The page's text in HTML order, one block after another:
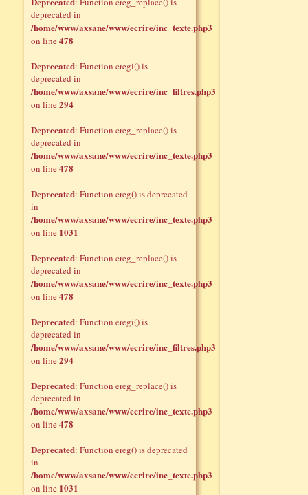
deprecated in
/home/www/axsane/www/ecrire/inc_texte.php3
on line478
Deprecated: Function eregi() is
deprecated in
/home/www/axsane/www/ecrire/inc_filtres.php3
on line294
Deprecated: Function ereg_replace() is
deprecated in
/home/www/axsane/www/ecrire/inc_texte.php3
on line478
Deprecated: Function ereg() is deprecated
in
/home/www/axsane/www/ecrire/inc_texte.php3
on line 1031
Deprecated: Function ereg_replace() is
deprecated in
/home/www/axsane/www/ecrire/inc_texte.php3
on line478
Deprecated: Function eregi() is
deprecated in
/home/www/axsane/www/ecrire/inc_filtres.php3
on line294
Deprecated: Function ereg_replace() is
deprecated in
/home/www/axsane/www/ecrire/inc_texte.php3
on line478
Deprecated: Function ereg() is deprecated
in
/home/www/axsane/www/ecrire/inc_texte.php3
on line 1031